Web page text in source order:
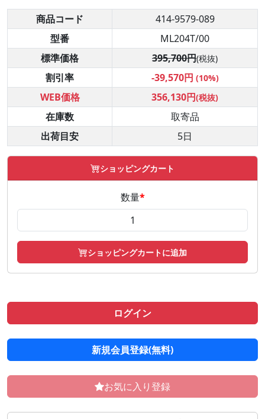
商品コード
414-9579-089
型番
ML204T/00
標準価格
395,700円(税抜)
割引率 -39,570円 (10%)
WEB価格 356,130円(税抜)
在庫数
取寄品
出荷目安
5日
ショッピングカート
数量*
ショッピングカートに追加
ログイン
新規会員登録(無料)
お気に入り登録